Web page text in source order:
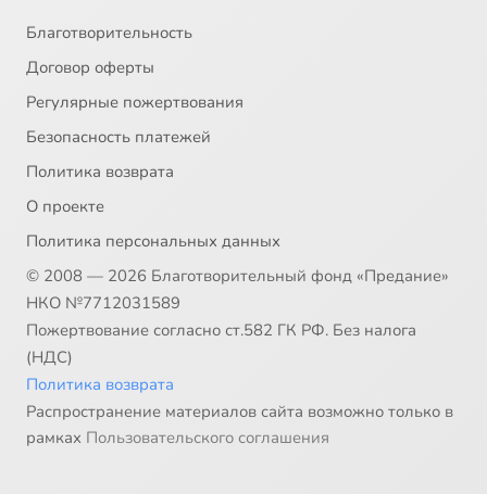
Благотворительность
Договор оферты
Регулярные пожертвования
Безопасность платежей
Политика возврата
О проекте
Политика персональных данных
© 2008 — 2026 Благотворительный фонд «Предание»
НКО №7712031589
Пожертвование согласно ст.582 ГК РФ. Без налога
(НДС)
Политика возврата
Распространение материалов сайта возможно только в
рамках Пользовательского соглашения